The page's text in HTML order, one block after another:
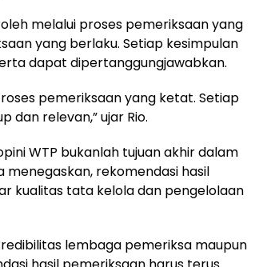
melalui proses pemeriksaan yang
yang berlaku. Setiap kesimpulan
dapat dipertanggungjawabkan.
pemeriksaan yang ketat. Setiap
dan relevan,” ujar Rio.
WTP bukanlah tujuan akhir dalam
rekomendasi hasil
kualitas tata kelola dan pengelolaan
lembaga pemeriksa maupun